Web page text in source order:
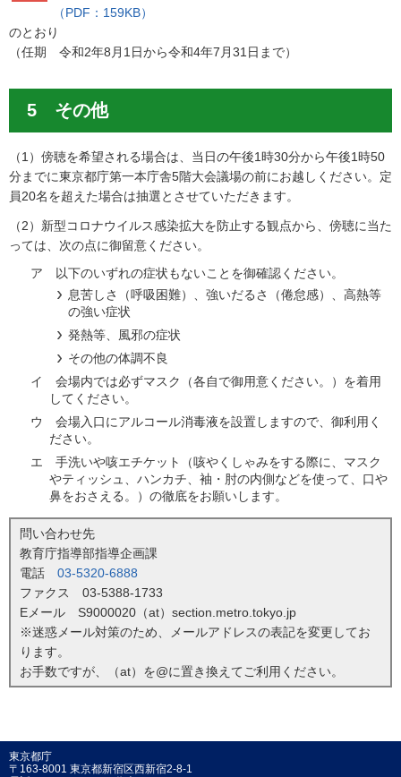
（PDF：159KB）
のとおり
（任期 令和2年8月1日から令和4年7月31日まで）
5 その他
（1）傍聴を希望される場合は、当日の午後1時30分から午後1時50
分までに東京都庁第一本庁舎5階大会議場の前にお越しください。定
員20名を超えた場合は抽選とさせていただきます。
（2）新型コロナウイルス感染拡大を防止する観点から、傍聴に当た
っては、次の点に御留意ください。
ア 以下のいずれの症状もないことを御確認ください。
息苦しさ（呼吸困難）、強いだるさ（倦怠感）、高熱等
の強い症状
発熱等、風邪の症状
その他の体調不良
イ 会場内では必ずマスク（各自で御用意ください。）を着用
してください。
ウ 会場入口にアルコール消毒液を設置しますので、御利用く
ださい。
エ 手洗いや咳エチケット（咳やくしゃみをする際に、マスク
やティッシュ、ハンカチ、袖・肘の内側などを使って、口や
鼻をおさえる。）の徹底をお願いします。
問い合わせ先
教育庁指導部指導企画課
電話 03-5320-6888
ファクス 03-5388-1733
Eメール S9000020（at）section.metro.tokyo.jp
※迷惑メール対策のため、メールアドレスの表記を変更してお
ります。
お手数ですが、（at）を@に置き換えてご利用ください。
東京都庁
〒163-8001 東京都新宿区西新宿2-8-1